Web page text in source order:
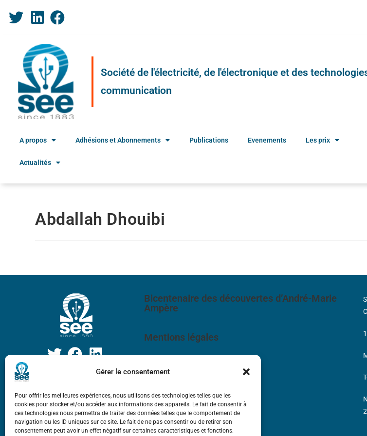
Gérer le consentement
Pour offrir les meilleures expériences, nous utilisons des technologies telles que les
cookies pour stocker et/ou accéder aux informations des appareils. Le fait de consentir à
ces technologies nous permettra de traiter des données telles que le comportement de
navigation ou les ID uniques sur ce site. Le fait de ne pas consentir ou de retirer son
consentement peut avoir un effet négatif sur certaines caractéristiques et fonctions.
Société de l'électricité, de l'électronique et des
communication
A propos Adhésions et Abonnements Publications Evenements Les prix
Actualités
Abdallah Dhouibi
Bicentenaire des découvertes d’André-Marie
Ampère
Mentions légales